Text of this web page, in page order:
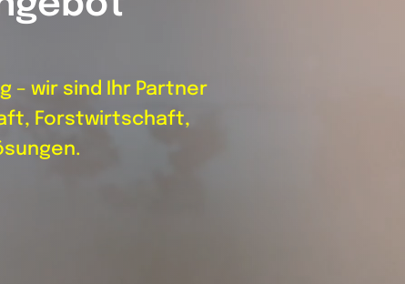
– wir sind Ihr Partner
Forstwirtschaft,